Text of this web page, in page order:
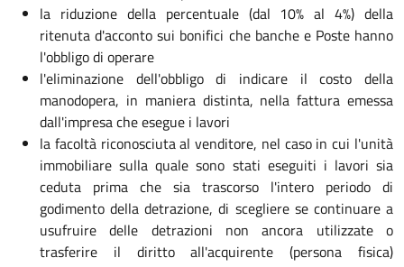
la riduzione della percentuale (dal 10% al 4%) della
ritenuta d'acconto sui bonifici che banche e Poste hanno
l'obbligo di operare
l'eliminazione dell'obbligo di indicare il costo della
manodopera, in maniera distinta, nella fattura emessa
dall'impresa che esegue i lavori
la facoltà riconosciuta al venditore, nel caso in cui l'unità
immobiliare sulla quale sono stati eseguiti i lavori sia
ceduta prima che sia trascorso l'intero periodo di
godimento della detrazione, di scegliere se continuare a
usufruire delle detrazioni non ancora utilizzate o
trasferire il diritto all'acquirente (persona fisica)